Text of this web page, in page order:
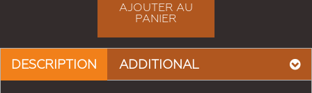
AJOUTER AU
PANIER
DESCRIPTION ADDITIONAL